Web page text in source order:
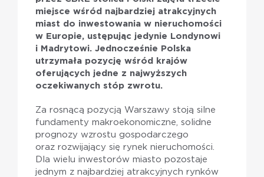
miejsce wśród najbardziej atrakcyjnych
miast do inwestowania w nieruchomości
w Europie, ustępując jedynie Londynowi
i Madrytowi. Jednocześnie Polska
utrzymała pozycję wśród krajów
oferujących jedne z najwyższych
oczekiwanych stóp zwrotu.
Za rosnącą pozycją Warszawy stoją silne
fundamenty makroekonomiczne, solidne
prognozy wzrostu gospodarczego
oraz rozwijający się rynek nieruchomości.
Dla wielu inwestorów miasto pozostaje
jednym z najbardziej atrakcyjnych rynków